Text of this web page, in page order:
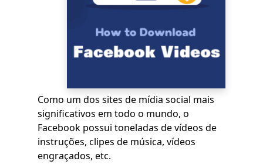
Como um dos sites de mídia social mais
significativos em todo o mundo, o
Facebook possui toneladas de vídeos de
instruções, clipes de música, vídeos
engraçados, etc.